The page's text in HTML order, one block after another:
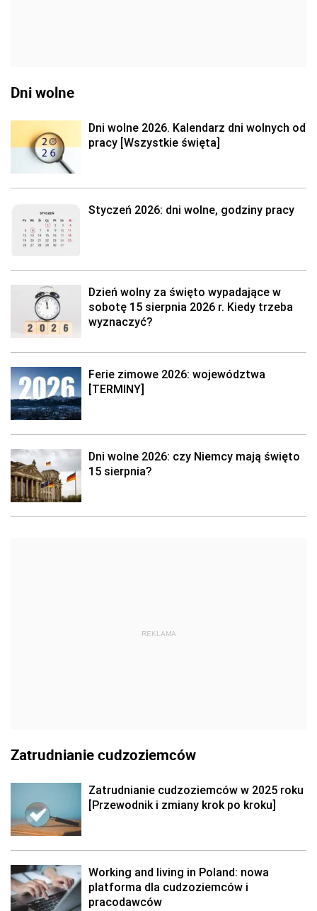
Dni wolne
Dni wolne 2026. Kalendarz dni wolnych od
pracy [Wszystkie święta]
Styczeń 2026: dni wolne, godziny pracy
Dzień wolny za święto wypadające w
sobotę 15 sierpnia 2026 r. Kiedy trzeba
wyznaczyć?
Ferie zimowe 2026: województwa
[TERMINY]
Dni wolne 2026: czy Niemcy mają święto
15 sierpnia?
REKLAMA
Zatrudnianie cudzoziemców
Zatrudnianie cudzoziemców w 2025 roku
[Przewodnik i zmiany krok po kroku]
Working and living in Poland: nowa
platforma dla cudzoziemców i
pracodawców